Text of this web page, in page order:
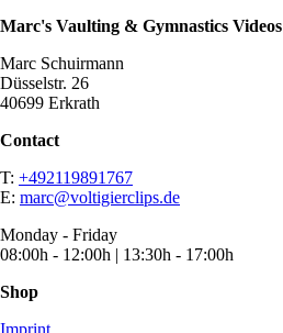
Marc's Vaulting & Gymnastics Videos
Marc Schuirmann
Düsselstr. 26
40699 Erkrath
Contact
T: +492119891767
E: marc@voltigierclips.de
Monday - Friday
08:00h - 12:00h | 13:30h - 17:00h
Shop